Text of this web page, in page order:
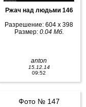
Ржач над людьми 146
Разрешение: 604 x 398
Размер: 0.04 Мб.
anton
15.12.14
09:52
Фото № 147